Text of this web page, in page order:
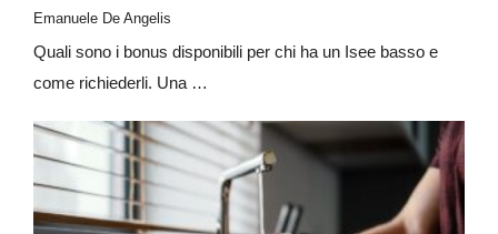
Emanuele De Angelis
Quali sono i bonus disponibili per chi ha un Isee basso e
come richiederli. Una …